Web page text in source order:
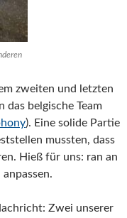
zweiten und letzten
das belgische Team
). Eine solide Partie
mussten, dass
Hieß für uns: ran an
Zwei unserer